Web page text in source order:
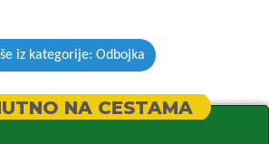
iz kategorije: Odbojka
NA CESTAMA